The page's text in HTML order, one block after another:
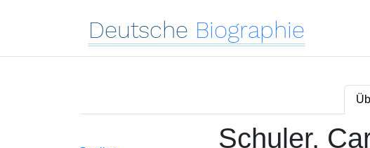
Deutsche Biographie
Schuler,